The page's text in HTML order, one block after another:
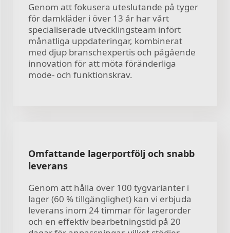
Genom att fokusera uteslutande på tyger
för damkläder i över 13 år har vårt
specialiserade utvecklingsteam infört
månatliga uppdateringar, kombinerat
med djup branschexpertis och pågående
innovation för att möta föränderliga
mode- och funktionskrav.
Omfattande lagerportfölj och snabb
leverans
Genom att hålla över 100 tygvarianter i
lager (60 % tillgänglighet) kan vi erbjuda
leverans inom 24 timmar för lagerorder
och en effektiv bearbetningstid på 20